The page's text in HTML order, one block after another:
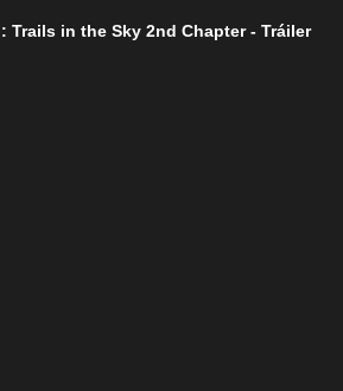
Trails in the Sky 2nd Chapter - Tráiler